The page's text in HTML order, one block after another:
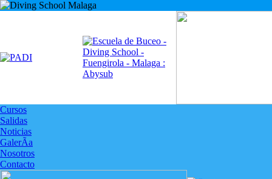
Cursos
Salidas
Noticias
GalerÃ­a
Nosotros
Contacto